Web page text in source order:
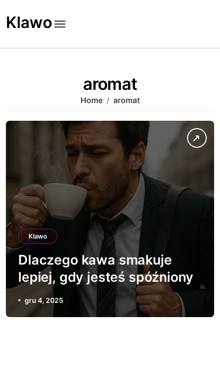
to
content
Klawo
aromat
Home aromat
Klawo
Dlaczego kawa smakuje
lepiej, gdy jesteś spóźniony
gru 4, 2025